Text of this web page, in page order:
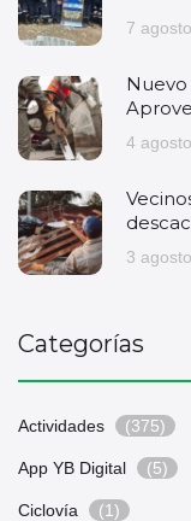
7
Nuevo
4
3
Categorías
Actividades (375)
App YB Digital (5)
Ciclovía (1)